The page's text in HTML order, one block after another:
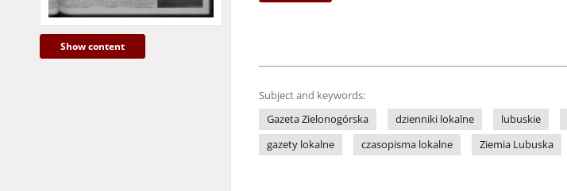
Show content
Subject and keywords:
Gazeta Zielonogórska
dzienniki lokalne lubuskie
gazety lokalne
czasopisma lokalne Ziemia Lubuska